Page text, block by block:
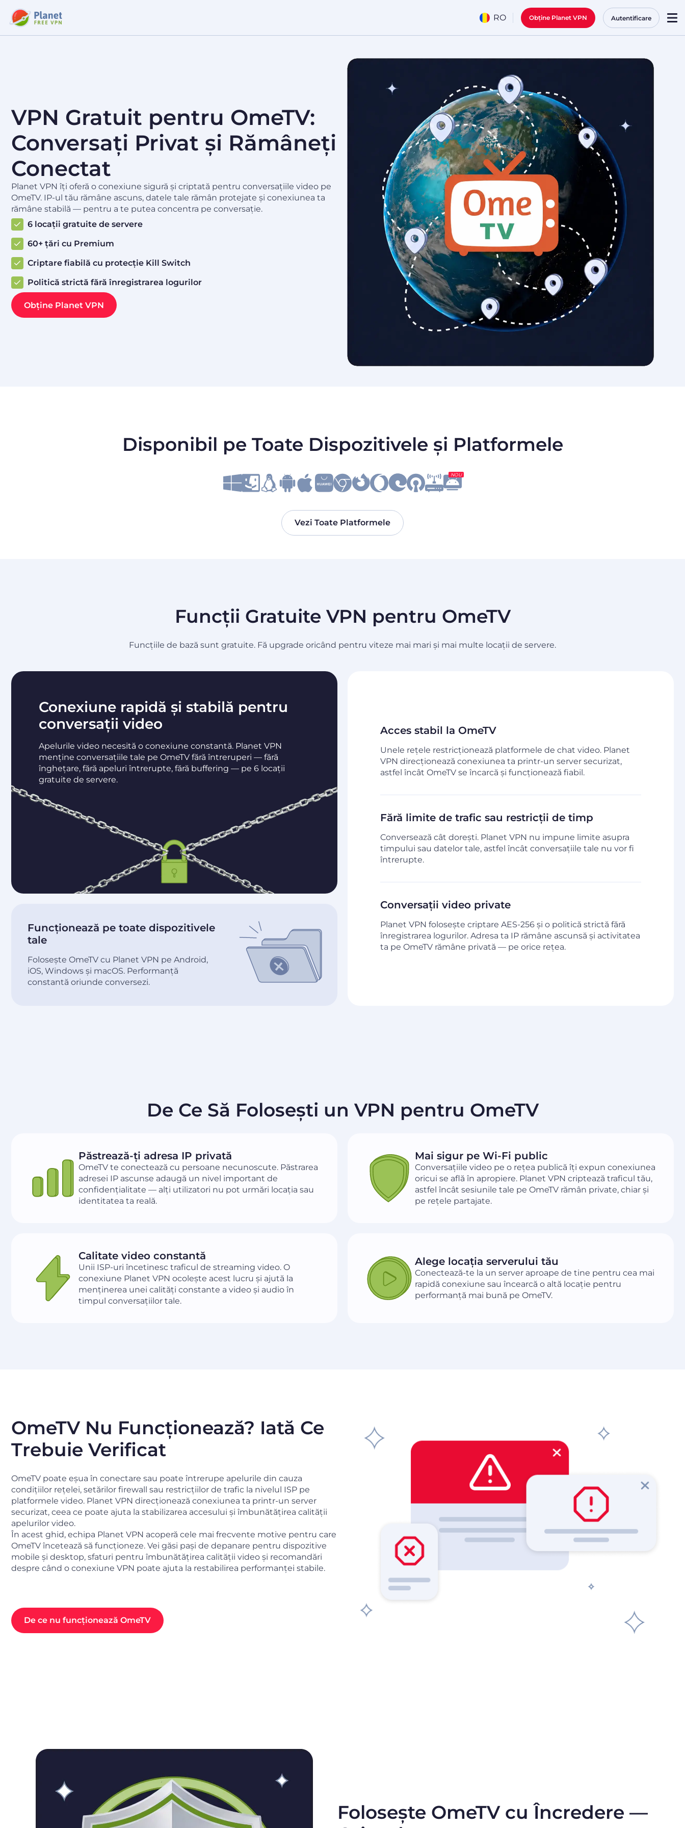
RO Obține Planet VPN Autentificare
VPN Gratuit pentru OmeTV:
Conversați Privat și Rămâneți
Conectat
Planet VPN îți oferă o conexiune sigură și criptată pentru conversațiile video pe
OmeTV. IP-ul tău rămâne ascuns, datele tale rămân protejate și conexiunea ta
rămâne stabilă — pentru a te putea concentra pe conversație.
6 locații gratuite de servere
60+ țări cu Premium
Criptare fiabilă cu protecție Kill Switch
Politică strictă fără înregistrarea logurilor
Obține Planet VPN
Disponibil pe Toate Dispozitivele și Platformele
NOU
Vezi Toate Platformele
Funcții Gratuite VPN pentru OmeTV
Funcțiile de bază sunt gratuite. Fă upgrade oricând pentru viteze mai mari și mai multe locații de servere.
Conexiune rapidă și stabilă pentru
conversații video
Apelurile video necesită o conexiune constantă. Planet VPN
menține conversațiile tale pe OmeTV fără întreruperi — fără
înghețare, fără apeluri întrerupte, fără buffering — pe 6 locații
gratuite de servere.
Acces stabil la OmeTV
Unele rețele restricționează platformele de chat video. Planet
VPN direcționează conexiunea ta printr-un server securizat,
astfel încât OmeTV se încarcă și funcționează fiabil.
Fără limite de trafic sau restricții de timp
Conversează cât dorești. Planet VPN nu impune limite asupra
timpului sau datelor tale, astfel încât conversațiile tale nu vor fi
întrerupte.
Conversații video private
Planet VPN folosește criptare AES-256 și o politică strictă fără
înregistrarea logurilor. Adresa ta IP rămâne ascunsă și activitatea
ta pe OmeTV rămâne privată — pe orice rețea.
Funcționează pe toate dispozitivele
tale
Folosește OmeTV cu Planet VPN pe Android,
iOS, Windows și macOS. Performanță
constantă oriunde conversezi.
De Ce Să Folosești un VPN pentru OmeTV
Păstrează-ți adresa IP privată
OmeTV te conectează cu persoane necunoscute. Păstrarea
adresei IP ascunse adaugă un nivel important de
confidențialitate — alți utilizatori nu pot urmări locația sau
identitatea ta reală.
Mai sigur pe Wi-Fi public
Conversațiile video pe o rețea publică îți expun conexiunea
oricui se află în apropiere. Planet VPN criptează traficul tău,
astfel încât sesiunile tale pe OmeTV rămân private, chiar și
pe rețele partajate.
Calitate video constantă
Unii ISP-uri încetinesc traficul de streaming video. O
conexiune Planet VPN ocolește acest lucru și ajută la
menținerea unei calități constante a video și audio în
timpul conversațiilor tale.
Alege locația serverului tău
Conectează-te la un server aproape de tine pentru cea mai
rapidă conexiune sau încearcă o altă locație pentru
performanță mai bună pe OmeTV.
OmeTV Nu Funcționează? Iată Ce
Trebuie Verificat
OmeTV poate eșua în conectare sau poate întrerupe apelurile din cauza
condițiilor rețelei, setărilor firewall sau restricțiilor de trafic la nivelul ISP pe
platformele video. Planet VPN direcționează conexiunea ta printr-un server
securizat, ceea ce poate ajuta la stabilizarea accesului și îmbunătățirea calității
apelurilor video.
În acest ghid, echipa Planet VPN acoperă cele mai frecvente motive pentru care
OmeTV încetează să funcționeze. Vei găsi pași de depanare pentru dispozitive
mobile și desktop, sfaturi pentru îmbunătățirea calității video și recomandări
despre când o conexiune VPN poate ajuta la restabilirea performanței stabile.
De ce nu funcționează OmeTV
Folosește OmeTV cu Încredere —